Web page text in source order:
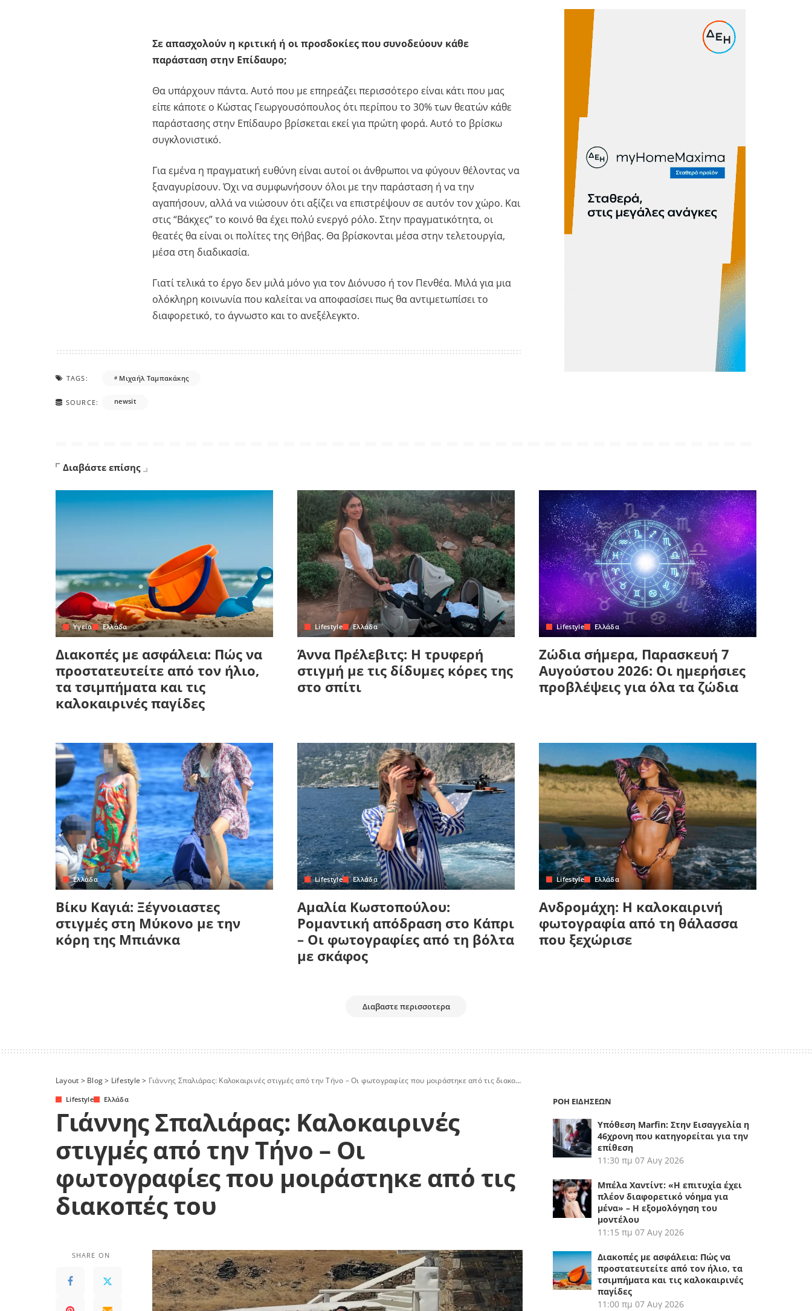
Σε απασχολούν η κριτική ή οι προσδοκίες που συνοδεύουν κάθε
παράσταση στην Επίδαυρο;
Θα υπάρχουν πάντα. Αυτό που με επηρεάζει περισσότερο είναι κάτι που μας
είπε κάποτε ο Κώστας Γεωργουσόπουλος ότι περίπου το 30% των θεατών κάθε
παράστασης στην Επίδαυρο βρίσκεται εκεί για πρώτη φορά. Αυτό το βρίσκω
συγκλονιστικό.
Για εμένα η πραγματική ευθύνη είναι αυτοί οι άνθρωποι να φύγουν θέλοντας να
ξαναγυρίσουν. Όχι να συμφωνήσουν όλοι με την παράσταση ή να την
αγαπήσουν, αλλά να νιώσουν ότι αξίζει να επιστρέψουν σε αυτόν τον χώρο. Και
στις “Βάκχες” το κοινό θα έχει πολύ ενεργό ρόλο. Στην πραγματικότητα, οι
θεατές θα είναι οι πολίτες της Θήβας. Θα βρίσκονται μέσα στην τελετουργία,
μέσα στη διαδικασία.
Γιατί τελικά το έργο δεν μιλά μόνο για τον Διόνυσο ή τον Πενθέα. Μιλά για μια
ολόκληρη κοινωνία που καλείται να αποφασίσει πως θα αντιμετωπίσει το
διαφορετικό, το άγνωστο και το ανεξέλεγκτο.
TAGS: Μιχαήλ Ταμπακάκης
SOURCE: newsit
Διαβάστε επίσης
Yγεία Ελλάδα
Διακοπές με ασφάλεια: Πώς να
προστατευτείτε από τον ήλιο,
τα τσιμπήματα και τις
καλοκαιρινές παγίδες
Lifestyle Ελλάδα
Άννα Πρέλεβιτς: Η τρυφερή
στιγμή με τις δίδυμες κόρες της
στο σπίτι
Lifestyle Ελλάδα
Ζώδια σήμερα, Παρασκευή 7
Αυγούστου 2026: Οι ημερήσιες
προβλέψεις για όλα τα ζώδια
Ελλάδα
Βίκυ Καγιά: Ξέγνοιαστες
στιγμές στη Μύκονο με την
κόρη της Μπιάνκα
Lifestyle Ελλάδα
Αμαλία Κωστοπούλου:
Ρομαντική απόδραση στο Κάπρι
– Οι φωτογραφίες από τη βόλτα
με σκάφος
Lifestyle Ελλάδα
Ανδρομάχη: Η καλοκαιρινή
φωτογραφία από τη θάλασσα
που ξεχώρισε
Διαβαστε περισσοτερα
Layout > Blog> Lifestyle > Γιάννης Σπαλιάρας: Καλοκαιρινές στιγμές από την Τήνο – Οι φωτογραφίες που μοιράστηκε από τις διακοπές του
Lifestyle Ελλάδα
Γιάννης Σπαλιάρας: Καλοκαιρινές
στιγμές από την Τήνο – Οι
φωτογραφίες που μοιράστηκε από τις
διακοπές του
SHARE ON
ΡΟΗ ΕΙΔΗΣΕΩΝ
Υπόθεση Marfin: Στην Εισαγγελία η
46χρονη που κατηγορείται για την
επίθεση
11:30 πμ 07 Αυγ 2026
Μπέλα Χαντίντ: «Η επιτυχία έχει
πλέον διαφορετικό νόημα για
μένα» – Η εξομολόγηση του
μοντέλου
11:15 πμ 07 Αυγ 2026
Διακοπές με ασφάλεια: Πώς να
προστατευτείτε από τον ήλιο, τα
τσιμπήματα και τις καλοκαιρινές
παγίδες
11:00 πμ 07 Αυγ 2026